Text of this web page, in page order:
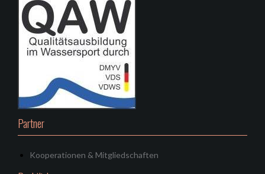
Partner
Kooperationen & Mitgliedschaften